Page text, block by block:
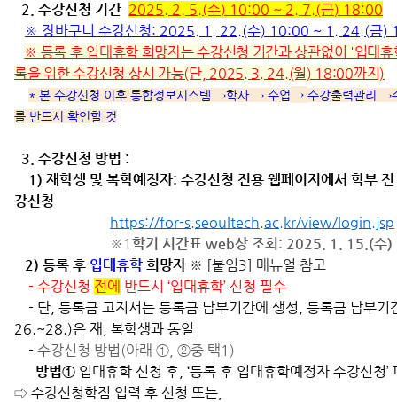
2. 수강신청 기간 2025. 2. 5.(수) 10:00 ~ 2. 7.(금) 18:00
※ 장바구니 수강신청: 2025. 1. 22.(수) 10:00 ~ 1. 24.(금)
※ 등록 후 입대휴학 희망자는 수강신청 기간과 상관없이 '입대
록을 위한 수강신청 상시 가능(단, 2025. 3. 24.(월) 18:00까지)
* 본 수강신청 이후 통합정보시스템 →학사 → 수업 →수강출력관리 →
를 반드시 확인할 것
3. 수강신청 방법 :
1) 재학생 및 복학예정자: 수강신청 전용 웹페이지에서 학부
강신청
https://for-s.seoultech.ac.kr/view/login.jsp
※1학기 시간표 web상 조회: 2025. 1. 15.(수
2) 등록 후 입대휴학 희망자 ※ [붙임3] 매뉴얼 참고
- 수강신청 전에 반드시 ‘입대휴학’ 신청 필수
- 단, 등록금 고지서는 등록금 납부기간에 생성, 등록금 납부
26.~28.)은 재, 복학생과 동일
-수강신청 방법(아래 ①, ②중 택1)
방법① 입대휴학 신청 후, ‘등록 후 입대휴학예정자 수강신청’
⇨ 수강신청학점 입력 후 신청 또는,